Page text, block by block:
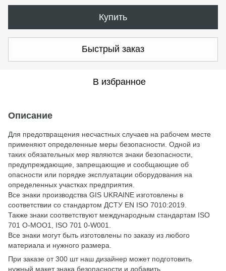
Купить
Быстрый заказ
В избранное
Описание
Для предотвращения несчастных случаев на рабочем месте
применяют определенные меры безопасности. Одной из
таких обязательных мер являются знаки безопасности,
предупреждающие, запрещающие и сообщающие об
опасности или порядке эксплуатации оборудования на
определенных участках предприятия.
Все знаки производства GIS UKRAINE изготовлены в
соответствии со стандартом ДСТУ EN ISO 7010:2019.
Также знаки соответствуют международным стандартам ISO
701 О-МОО1, ISO 701 0-W001.
Все знаки могут быть изготовлены по заказу из любого
материала и нужного размера.
При заказе от 300 шт наш дизайнер может подготовить
нужный макет знака безопасности и добавить